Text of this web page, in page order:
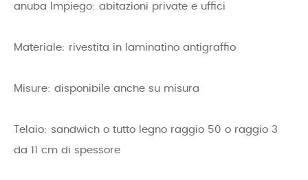
anuba Impiego: abitazioni private e uffici
Materiale: rivestita in laminatino antigraffio
Misure: disponibile anche su misura
Telaio: sandwich o tutto legno raggio 50 o raggio 3
da 11 cm di spessore